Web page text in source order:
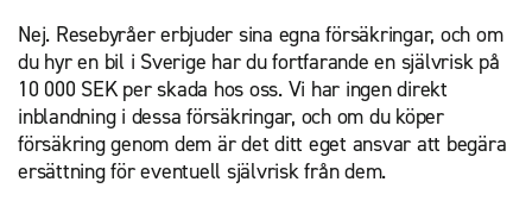
Nej. Resebyråer erbjuder sina egna försäkringar, och om
du hyr en bil i Sverige har du fortfarande en självrisk på
10 000 SEK per skada hos oss. Vi har ingen direkt
inblandning i dessa försäkringar, och om du köper
försäkring genom dem är det ditt eget ansvar att begära
ersättning för eventuell självrisk från dem.